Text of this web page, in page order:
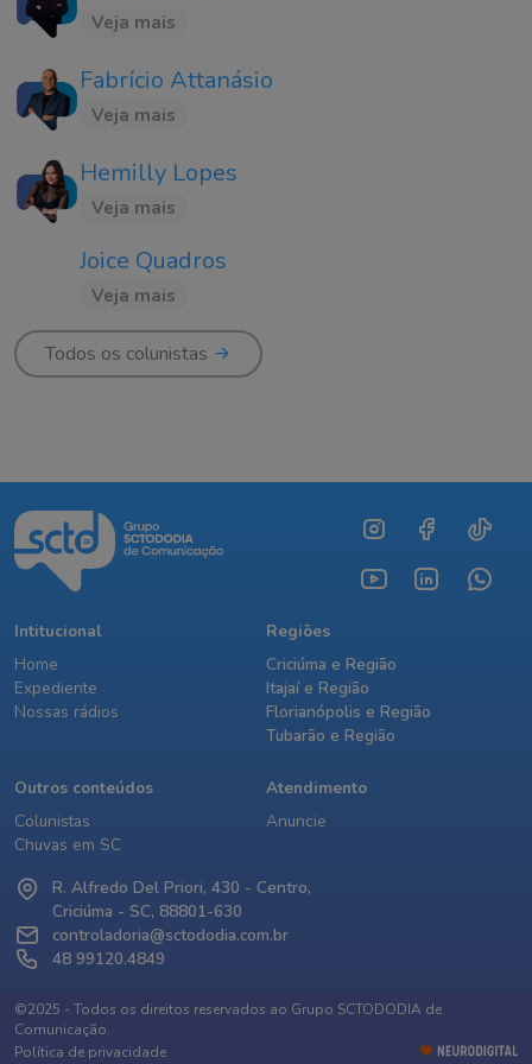
Veja mais
Fabrício Attanásio
Veja mais
Hemilly Lopes
Veja mais
Joice Quadros
Veja mais
Todos os colunistas
Intitucional
Home
Expediente
Nossas rádios
Regiões
Criciúma e Região
Itajaí e Região
Florianópolis e Região
Tubarão e Região
Outros conteúdos
Colunistas
Chuvas em SC
Atendimento
Anuncie
R. Alfredo Del Priori, 430 - Centro,
Criciúma - SC, 88801-630
controladoria@sctododia.com.br
48 99120.4849
©2025 - Todos os direitos reservados ao Grupo SCTODODIA de
Comunicação.
Política de privacidade